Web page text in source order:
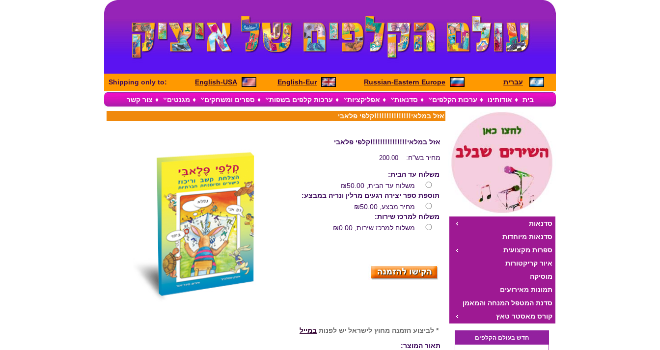
עברית Russian-Eastern Europe
English-Eur
English-USA
Shipping only to:
בית ♦ אודותינו ♦ ערכות הקלפים ♦ סדנאות ♦ אפליקציות ♦ ערכות קלפים בשפות ♦ ספרים ומשחקים ♦ מגנטים ♦ צור קשר
סדנאות
סדנאות מיוחדות
ספרות מקצועית
איור קריקטורות
מוסיקה
תמונות מאירועים
סדנת המטפל המנחה והמאמן
היצירתי
קורס מאסטר טאץ
חדש בעולם הקלפים
אזל במלאי!!!!!!!!!!!!!!!קלפי פלאבי
אזל במלאי!!!!!!!!!!!!!!!קלפי פלאבי
מחיר בש"ח: 200.00
משלוח עד הבית:
משלוח עד הבית, ₪50.00
תוספת ספר יצירה רגעים מרלין ונריה במבצע:
מחיר מבצע, ₪50.00
משלוח למרכז שירות:
משלוח למרכז שירות, ₪0.00
* לביצוע הזמנה מחוץ לישראל יש לפנות במייל
תאור המוצר: